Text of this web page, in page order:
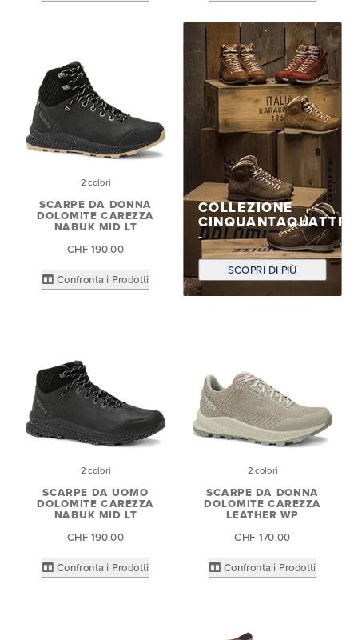
2 colori
SCARPE DA DONNA
DOLOMITE CAREZZA
NABUK MID LT
CHF 190.00
Confronta i Prodotti
COLLEZIONE
SCOPRI DI PIÙ
2 colori
SCARPE DA UOMO
DOLOMITE CAREZZA
NABUK MID LT
CHF 190.00
Confronta i Prodotti
2 colori
SCARPE DA DONNA
DOLOMITE CAREZZA
LEATHER WP
CHF 170.00
Confronta i Prodotti